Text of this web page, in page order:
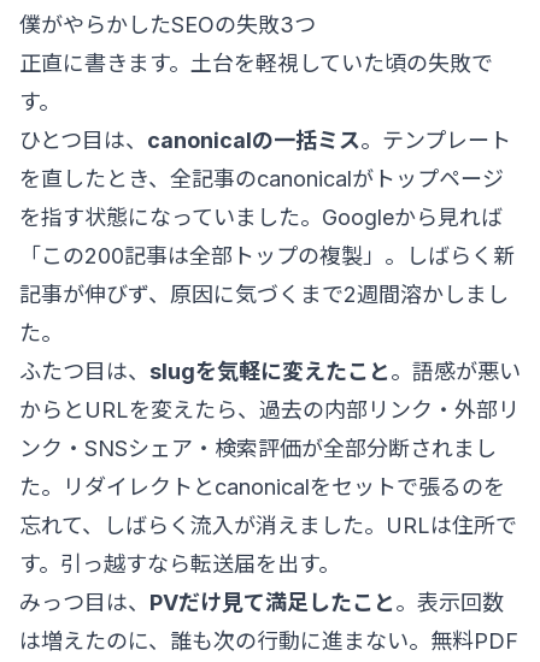
僕がやらかしたSEOの失敗3つ
正直に書きます。土台を軽視していた頃の失敗で
す。
ひとつ目は、 canonicalの一括ミス。テンプレート
を直したとき、全記事のcanonicalがトップページ
を指す状態になっていました。Googleから見れば
「この200記事は全部トップの複製」。しばらく新
記事が伸びず、原因に気づくまで2週間溶かしまし
た。
ふたつ目は、 slugを気軽に変えたこと。語感が悪い
からとURLを変えたら、過去の内部リンク・外部リ
ンク・SNSシェア・検索評価が全部分断されまし
た。リダイレクトとcanonicalをセットで張るのを
忘れて、しばらく流入が消えました。URLは住所で
す。引っ越すなら転送届を出す。
みっつ目は、 PVだけ見て満足したこと。表示回数
は増えたのに、誰も次の行動に進まない。無料PDF